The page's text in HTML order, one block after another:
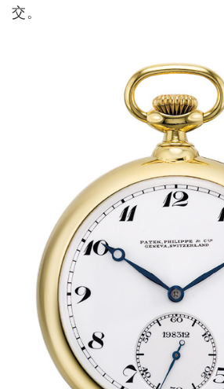
交。